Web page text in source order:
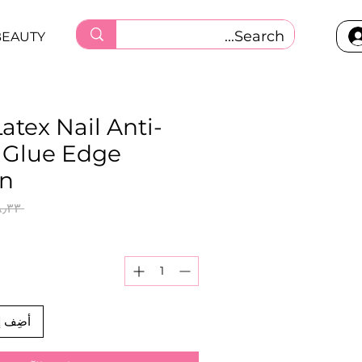
Nail Anti-
Edge
‏٥٨٫٣٣ ر.ق.‏
أضِف